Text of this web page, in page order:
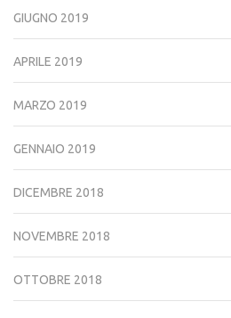
GIUGNO 2019
APRILE 2019
MARZO 2019
GENNAIO 2019
DICEMBRE 2018
NOVEMBRE 2018
OTTOBRE 2018